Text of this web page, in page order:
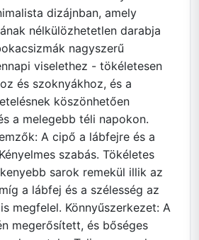
dizájnban, amely
nélkülözhetetlen darabja
nagyszerű
viselethez - tökéletesen
és szoknyákhoz, és a
köszönhetően
a melegebb téli napokon.
A cipő a lábfejre és a
szabás. Tökéletes
sarok remekül illik az
a lábfej és a szélesség az
megfelel. Könnyűszerkezet: A
megerősített, és bőséges